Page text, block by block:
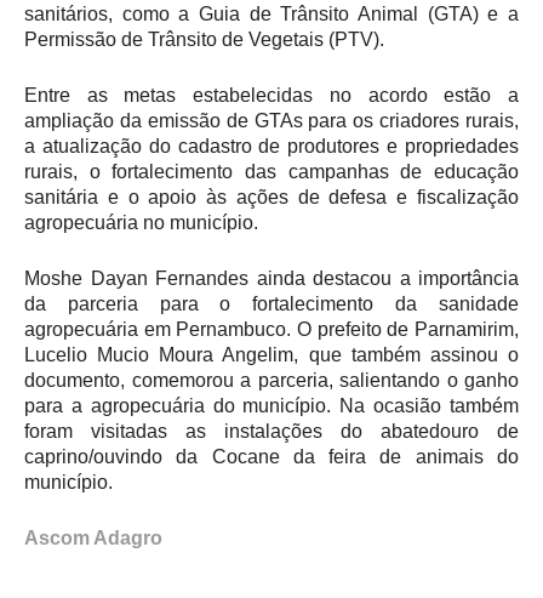
sanitários, como a Guia de Trânsito Animal (GTA) e a
Permissão de Trânsito de Vegetais (PTV).
Entre as metas estabelecidas no acordo estão a
ampliação da emissão de GTAs para os criadores rurais,
a atualização do cadastro de produtores e propriedades
rurais, o fortalecimento das campanhas de educação
sanitária e o apoio às ações de defesa e fiscalização
agropecuária no município.
Moshe Dayan Fernandes ainda destacou a importância
da parceria para o fortalecimento da sanidade
agropecuária em Pernambuco. O prefeito de Parnamirim,
Lucelio Mucio Moura Angelim, que também assinou o
documento, comemorou a parceria, salientando o ganho
para a agropecuária do município. Na ocasião também
foram visitadas as instalações do abatedouro de
caprino/ouvindo da Cocane da feira de animais do
município.
Ascom Adagro